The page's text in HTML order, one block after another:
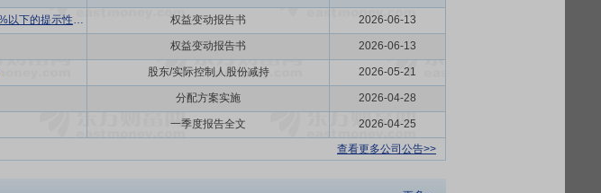
吉鑫科技:江苏吉鑫风能科技股份有限公司关于持股5%以上股东权益变动触及1%刻度及减持至5%以下的提示性公告 权益变动报告书 2026-06-13
权益变动报告书 2026-06-13
股东/实际控制人股份减持 2026-05-21
分配方案实施 2026-04-28
一季度报告全文
2026-04-25
查看更多公司公告>>